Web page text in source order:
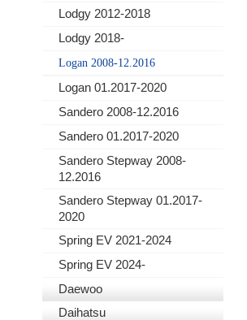
Lodgy 2012-2018
Lodgy 2018-
Logan 2008-12.2016
Logan 01.2017-2020
Sandero 2008-12.2016
Sandero 01.2017-2020
Sandero Stepway 2008-
12.2016
Sandero Stepway 01.2017-
2020
Spring EV 2021-2024
Spring EV 2024-
Daewoo
Daihatsu